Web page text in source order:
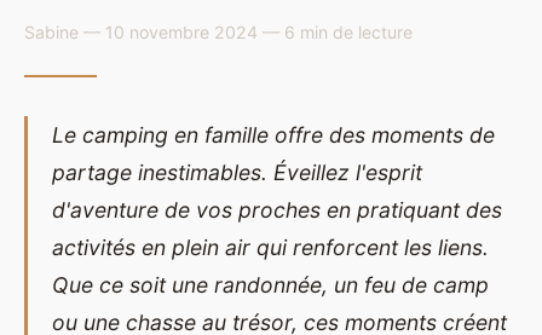
Sabine — 10 novembre 2024 — 6 min de lecture
Le camping en famille offre des moments de
partage inestimables. Éveillez l'esprit
d'aventure de vos proches en pratiquant des
activités en plein air qui renforcent les liens.
Que ce soit une randonnée, un feu de camp
ou une chasse au trésor, ces moments créent